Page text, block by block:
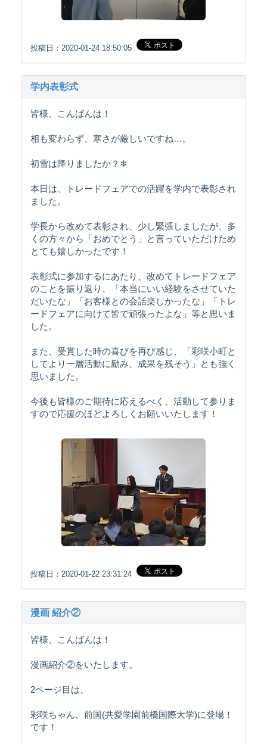
投稿日：2020-01-24 18:50:05
学内表彰式
皆様、こんばんは！
相も変わらず、寒さが厳しいですね…。
初雪は降りましたか？❄
本日は、トレードフェアでの活躍を学内で表彰され
ました。
学長から改めて表彰され、少し緊張しましたが、多
くの方々から「おめでとう」と言っていただけため
とても嬉しかったです！
表彰式に参加するにあたり、改めてトレードフェア
のことを振り返り、「本当にいい経験をさせていた
だいたな」「お客様との会話楽しかったな」「トレ
ードフェアに向けて皆で頑張ったよな」等と思いま
した。
また、受賞した時の喜びを再び感じ、「彩咲小町と
してより一層活動に励み、成果を残そう」とも強く
思いました。
今後も皆様のご期待に応えるべく、活動して参りま
すので応援のほどよろしくお願いいたします！
投稿日：2020-01-22 23:31:24
漫画 紹介②
皆様、こんばんは！
漫画紹介②をいたします。
2ページ目は、
彩咲ちゃん、前国(共愛学園前橋国際大学)に登場！
です！